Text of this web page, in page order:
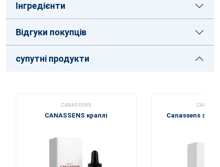
Інгредієнти
Відгуки покупців
супутні продукти
CANASSENS
CANASSENS краплі Canassens